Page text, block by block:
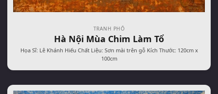
TRANH PHỐ
Hà Nội Mùa Chim Làm Tổ
Họa Sĩ: Lê Khánh Hiếu Chất Liệu: Sơn mài trên gỗ Kích Thước: 120cm x
100cm